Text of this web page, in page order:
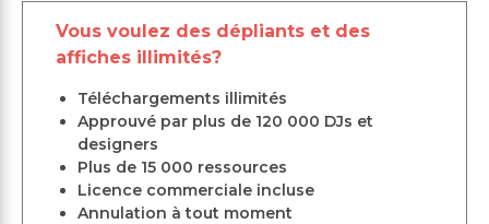
Vous voulez des dépliants et des
affiches illimités?
Téléchargements illimités
Approuvé par plus de 120 000 DJs et
designers
Plus de 15 000 ressources
Licence commerciale incluse
Annulation à tout moment